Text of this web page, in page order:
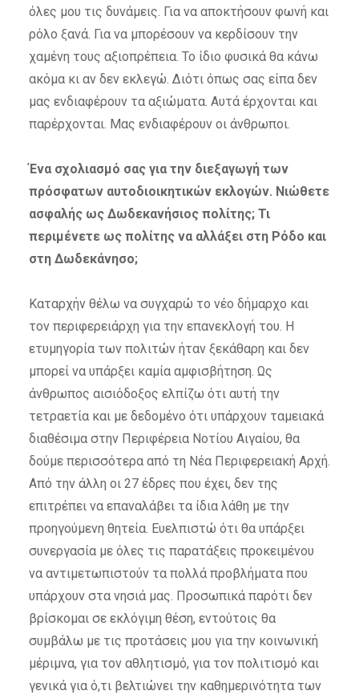
όλες μου τις δυνάμεις. Για να αποκτήσουν φωνή και
ρόλο ξανά. Για να μπορέσουν να κερδίσουν την
χαμένη τους αξιοπρέπεια. Το ίδιο φυσικά θα κάνω
ακόμα κι αν δεν εκλεγώ. Διότι όπως σας είπα δεν
μας ενδιαφέρουν τα αξιώματα. Αυτά έρχονται και
παρέρχονται. Μας ενδιαφέρουν οι άνθρωποι.
Ένα σχολιασμό σας για την διεξαγωγή των
πρόσφατων αυτοδιοικητικών εκλογών. Νιώθετε
ασφαλής ως Δωδεκανήσιος πολίτης; Τι
περιμένετε ως πολίτης να αλλάξει στη Ρόδο και
στη Δωδεκάνησο;
Καταρχήν θέλω να συγχαρώ το νέο δήμαρχο και
τον περιφερειάρχη για την επανεκλογή του. Η
ετυμηγορία των πολιτών ήταν ξεκάθαρη και δεν
μπορεί να υπάρξει καμία αμφισβήτηση. Ως
άνθρωπος αισιόδοξος ελπίζω ότι αυτή την
τετραετία και με δεδομένο ότι υπάρχουν ταμειακά
διαθέσιμα στην Περιφέρεια Νοτίου Αιγαίου, θα
δούμε περισσότερα από τη Νέα Περιφερειακή Αρχή.
Από την άλλη οι 27 έδρες που έχει, δεν της
επιτρέπει να επαναλάβει τα ίδια λάθη με την
προηγούμενη θητεία. Ευελπιστώ ότι θα υπάρξει
συνεργασία με όλες τις παρατάξεις προκειμένου
να αντιμετωπιστούν τα πολλά προβλήματα που
υπάρχουν στα νησιά μας. Προσωπικά παρότι δεν
βρίσκομαι σε εκλόγιμη θέση, εντούτοις θα
συμβάλω με τις προτάσεις μου για την κοινωνική
μέριμνα, για τον αθλητισμό, για τον πολιτισμό και
γενικά για ό,τι βελτιώνει την καθημερινότητα των